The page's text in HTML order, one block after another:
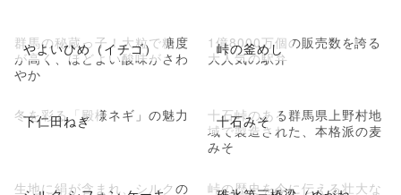
やよいひめ（イチゴ）
群馬の秘蔵っ子！大粒で糖度
が高く、ほどよい酸味がさわ
やか
峠の釜めし
1億8000万個の販売数を誇る
大人気の駅弁
下仁田ねぎ
冬を彩る「殿様ネギ」の魅力 十石みそ
十石峠のある群馬県上野村地
域で製造された、本格派の麦
みそ
生地に絹が含まれ、シルクの
峠の歴史を今に伝える壮大な